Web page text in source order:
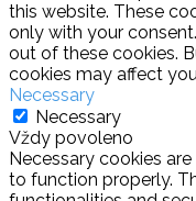
this website. These
only with your
out of these cookies.
cookies may affect
Necessary
Necessary
Vždy povoleno
Necessary cookies
to function properly.